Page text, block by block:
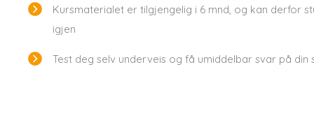
Kursmaterialet er tilgjengelig i 6 mnd, og kan derfor
igjen
Test deg selv underveis og få umiddelbar svar på